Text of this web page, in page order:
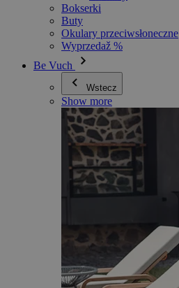
Bokserki
Buty
Okulary przeciwsłoneczne
Wyprzedaž %
Be Vuch
Wstecz
Show more